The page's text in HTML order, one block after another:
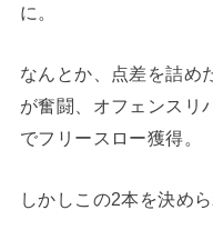
に。
なんとか、点差を詰め
が奮闘、オフェンスリ
でフリースロー獲得。
しかしこの2本を決め